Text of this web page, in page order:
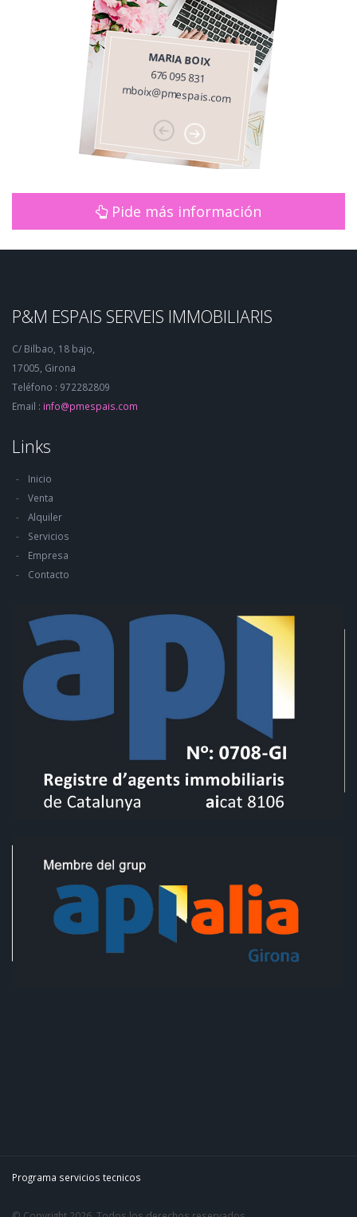
MARIA BOIX
676 095 831
mboix@pmespais.com
Pide más información
P&M ESPAIS SERVEIS IMMOBILIARIS
C/ Bilbao, 18 bajo,
17005, Girona
Teléfono : 972282809
Email : info@pmespais.com
Links
Inicio
Venta
Alquiler
Servicios
Empresa
Contacto
Programa servicios tecnicos